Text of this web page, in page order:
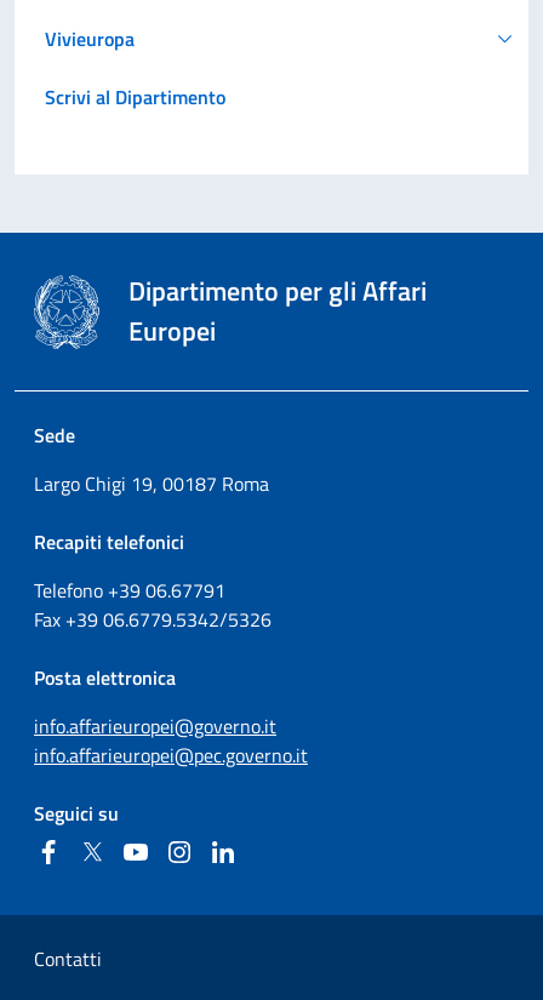
Vivieuropa
Scrivi al Dipartimento
Dipartimento per gli Affari
Europei
Sede
Largo Chigi 19, 00187 Roma
Recapiti telefonici
Telefono +3906.67791
Fax +3906.6779.5342/5326
Posta elettronica
info.affarieuropei@governo.it
info.affarieuropei@pec.governo.it
Seguici su
FacebookTwitter YouTubeInstagram
Sezione Link Utili
Contatti